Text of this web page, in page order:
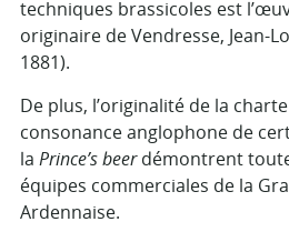
techniques brassicoles est
originaire de Vendresse, Jean-
1881).
De plus, l’originalité de la
consonance anglophone de
la Prince’s beerdémontrent
équipes commerciales de la
Ardennaise.